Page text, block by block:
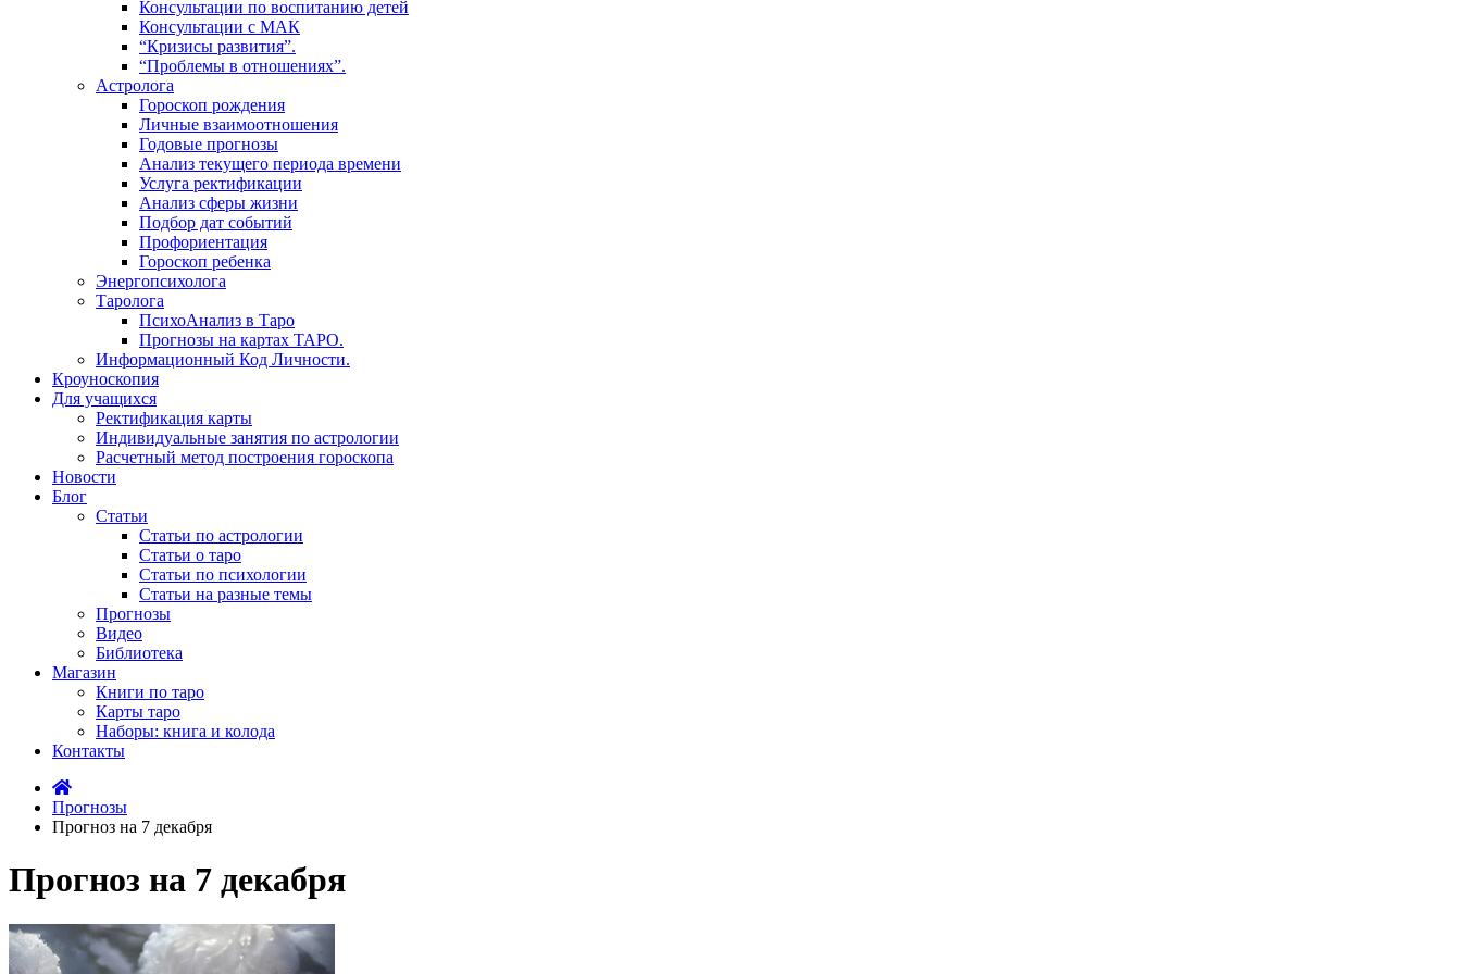
Консультации по воспитанию детей
Консультации с МАК
“Кризисы развития”.
“Проблемы в отношениях”.
Астролога
Гороскоп рождения
Личные взаимоотношения
Годовые прогнозы
Анализ текущего периода времени
Услуга ректификации
Анализ сферы жизни
Подбор дат событий
Профориентация
Гороскоп ребенка
Энергопсихолога
Таролога
ПсихоАнализ в Таро
Прогнозы на картах ТАРО.
Информационный Код Личности.
Кроуноскопия
Для учащихся
Ректификация карты
Индивидуальные занятия по астрологии
Расчетный метод построения гороскопа
Новости
Блог
Статьи
Статьи по астрологии
Статьи о таро
Статьи по психологии
Статьи на разные темы
Прогнозы
Видео
Библиотека
Магазин
Книги по таро
Карты таро
Наборы: книга и колода
Контакты
Прогнозы
Прогноз на 7 декабря
Прогноз на 7 декабря